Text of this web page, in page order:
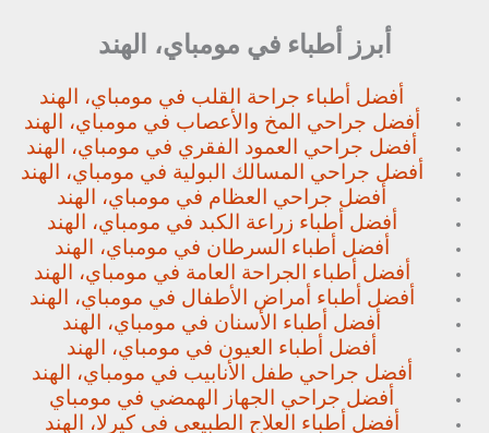
أبرز أطباء في مومباي، الهند
أفضل أطباء جراحة القلب في مومباي، الهند
أفضل جراحي المخ والأعصاب في مومباي، الهند
أفضل جراحي العمود الفقري في مومباي، الهند
أفضل جراحي المسالك البولية في مومباي، الهند
أفضل جراحي العظام في مومباي، الهند
أفضل أطباء زراعة الكبد في مومباي، الهند
أفضل أطباء السرطان في مومباي، الهند
أفضل أطباء الجراحة العامة في مومباي، الهند
أفضل أطباء أمراض الأطفال في مومباي، الهند
أفضل أطباء الأسنان في مومباي، الهند
أفضل أطباء العيون في مومباي، الهند
أفضل جراحي طفل الأنابيب في مومباي، الهند
أفضل جراحي الجهاز الهمضي في مومباي
أفضل أطباء العلاج الطبيعي في كيرلا، الهند